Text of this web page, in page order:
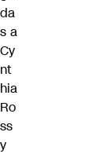
da
s a
Cy
nt
hia
Ro
ss
y